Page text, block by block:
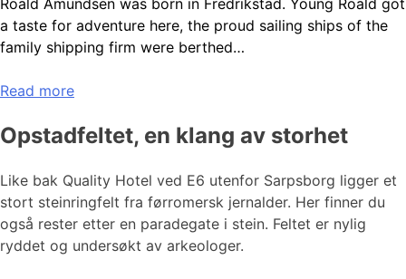
a taste for adventure here, the proud sailing ships of the
family shipping firm were berthed…
Read more
Opstadfeltet, en klang av storhet
Like bak Quality Hotel ved E6 utenfor Sarpsborg ligger et
stort steinringfelt fra førromersk jernalder. Her finner du
også rester etter en paradegate i stein. Feltet er nylig
ryddet og undersøkt av arkeologer.